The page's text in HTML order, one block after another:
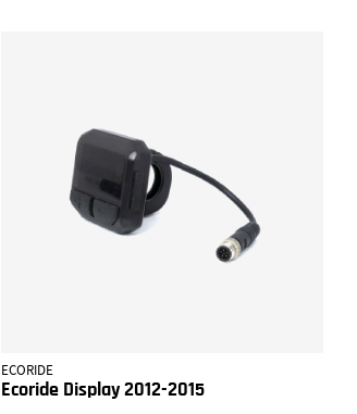
ECORIDE
Ecoride Display 2012-2015